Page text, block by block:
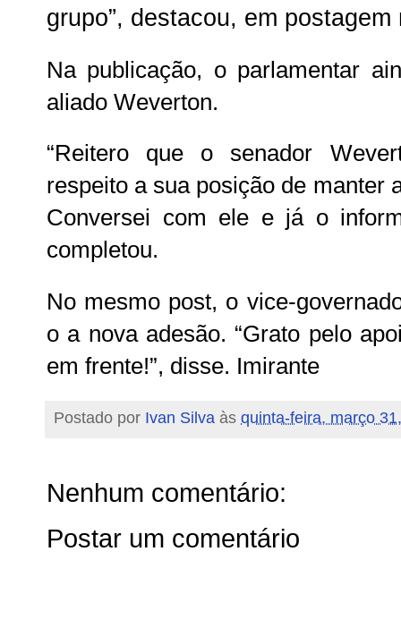
grupo”, destacou, em
Na publicação, o parlamentar
aliado Weverton.
“Reitero que o senador
respeito a sua posição de manter
Conversei com ele e já o
completou.
No mesmo post, o vice-
o a nova adesão. “Grato pelo
em frente!”, disse. Imirante
Postado por Ivan Silva às quinta-feira, março
Nenhum comentário:
Postar um comentário